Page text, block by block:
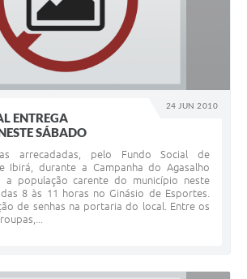
24 JUN 2010
ENTREGA
SÁBADO
arrecadadas, pelo Fundo Social de
Ibirá, durante a Campanha do Agasalho
a população carente do município neste
8 às 11 horas no Ginásio de Esportes.
de senhas na portaria do local. Entre os